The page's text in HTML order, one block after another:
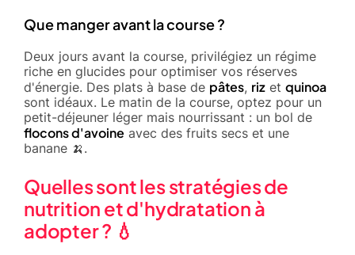
Que manger avant la course ?
Deux jours avant la course, privilégiez un régime
riche en glucides pour optimiser vos réserves
d'énergie. Des plats à base de pâtes, riz et quinoa
sont idéaux. Le matin de la course, optez pour un
petit-déjeuner léger mais nourrissant : un bol de
flocons d'avoine avec des fruits secs et une
banane 🍌.
Quelles sont les stratégies de
nutrition et d'hydratation à
adopter ? 💧